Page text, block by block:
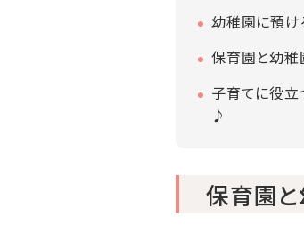
幼稚園に預け
保育園と幼稚
子育てに役立
♪
保育園